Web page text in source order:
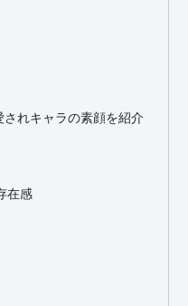
れキャラの素顔を紹介
在感